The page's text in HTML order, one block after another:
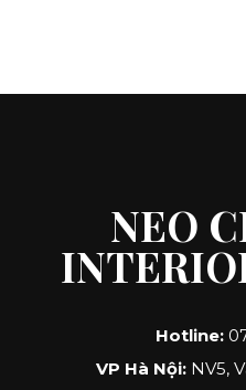
NEO
Hotline:
VP Hà Nội:NV5,